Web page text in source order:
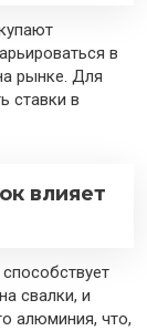
в
рынке. Для
ставки в
влияет
свалки, и
алюминия, что,